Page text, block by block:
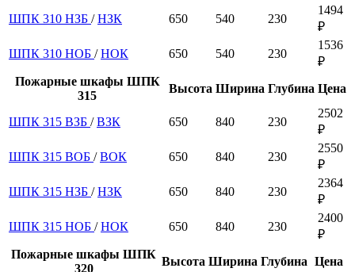
ШПК 310 НЗБ /НЗК 650 540 230
1494
₽
ШПК 310 НОБ /НОК 650 540 230
1536
₽
Пожарные шкафы ШПК
315
Высота Ширина Глубина Цена
ШПК 315 ВЗБ /ВЗК 650 840 230
2502
₽
ШПК 315 ВОБ /ВОК 650 840 230
2550
₽
ШПК 315 НЗБ /НЗК 650 840 230
2364
₽
ШПК 315 НОБ /НОК 650 840 230
2400
₽
Пожарные шкафы ШПК
320
Высота Ширина Глубина Цена